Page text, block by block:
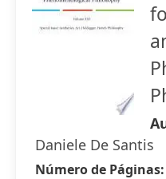
Daniele De Santis
Número de Páginas: